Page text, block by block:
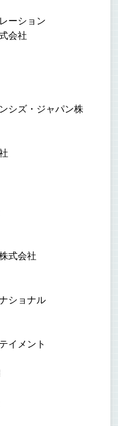
ーション
会社
シズ・ジャパン株
式会社
ショナル
イメント